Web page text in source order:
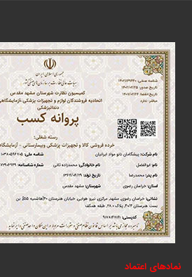
نمادهای اعتماد